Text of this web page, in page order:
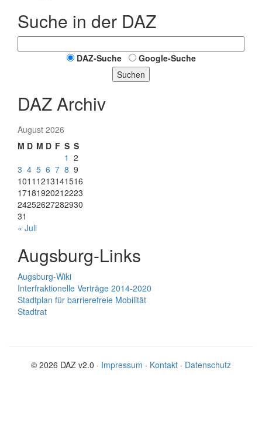
Suche in der DAZ
DAZ-Suche
Google-Suche
Suchen
DAZ Archiv
August 2026
M D M D F S S
1 2
3 4 5 6 7 8 9
1011 1213141516
17181920212223
24252627282930
31
« Juli
Augsburg-Links
Augsburg-Wiki
Interfraktionelle Verträge 2014-2020
Stadtplan für barrierefreie Mobilität
Stadtrat
© 2026 DAZ v2.0 · Impressum · Kontakt · Datenschutz